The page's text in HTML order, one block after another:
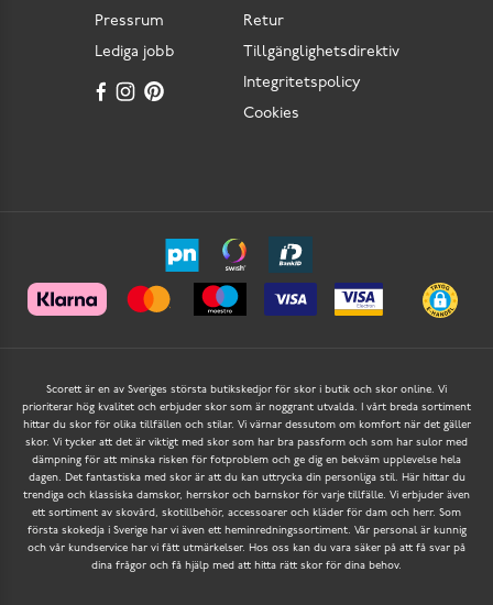
Retur
Tillgänglighetsdirektiv
Integritetspolicy
Cookies
Pressrum
Lediga jobb
Scorett är en av Sveriges största butikskedjor för skor i butik och skor online. Vi
prioriterar hög kvalitet och erbjuder skor som är noggrant utvalda. I vårt breda sortiment
hittar du skor för olika tillfällen och stilar. Vi värnar dessutom om komfort när det gäller
skor. Vi tycker att det är viktigt med skor som har bra passform och som har sulor med
dämpning för att minska risken för fotproblem och ge dig en bekväm upplevelse hela
dagen. Det fantastiska med skor är att du kan uttrycka din personliga stil. Här hittar du
trendiga och klassiska damskor, herrskor och barnskor för varje tillfälle. Vi erbjuder även
ett sortiment av skovård, skotillbehör, accessoarer och kläder för dam och herr. Som
första skokedja i Sverige har vi även ett heminredningssortiment. Vår personal är kunnig
och vår kundservice har vi fått utmärkelser. Hos oss kan du vara säker på att få svar på
dina frågor och få hjälp med att hitta rätt skor för dina behov.